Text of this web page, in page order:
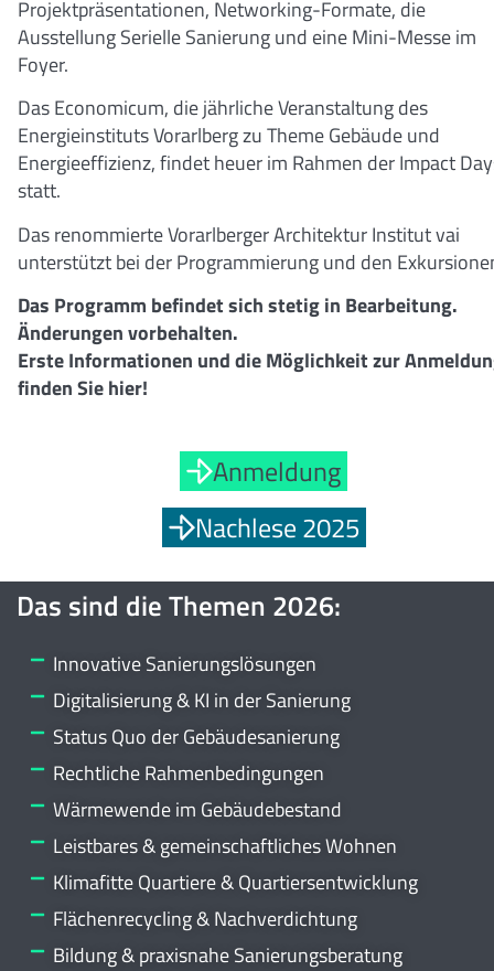
Projektpräsentationen, Networking-Formate, die
Ausstellung Serielle Sanierung und eine Mini-Messe im
Foyer.
Das Economicum, die jährliche Veranstaltung des
Energieinstituts Vorarlberg zu Theme Gebäude und
Energieeffizienz, findet heuer im Rahmen der Impact
statt.
Das renommierte Vorarlberger Architektur Institut vai
unterstützt bei der Programmierung und den
Das Programm befindet sich stetig in Bearbeitung.
Änderungen vorbehalten.
Erste Informationen und die Möglichkeit zur
finden Sie hier!
Anmeldung
Nachlese 2025
Das sind die Themen 2026:
Innovative Sanierungslösungen
Digitalisierung & KI in der Sanierung
Status Quo der Gebäudesanierung
Rechtliche Rahmenbedingungen
Wärmewende im Gebäudebestand
Leistbares & gemeinschaftliches Wohnen
Klimafitte Quartiere & Quartiersentwicklung
Flächenrecycling & Nachverdichtung
Bildung & praxisnahe Sanierungsberatung